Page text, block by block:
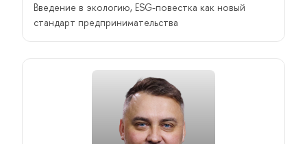
Введение в экологию, ESG-повестка как новый
стандарт предпринимательства